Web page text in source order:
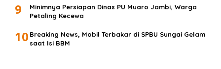
9
Minimnya Persiapan Dinas PU Muaro Jambi, Warga
Petaling Kecewa
10 Breaking News, Mobil Terbakar di SPBU Sungai Gelam
saat Isi BBM